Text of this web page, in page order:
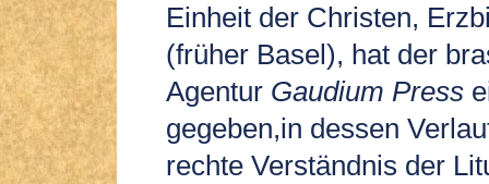
Einheit der Christen,
(früher Basel), hat der
Agentur Gaudium Press
gegeben,in dessen
rechte Verständnis der